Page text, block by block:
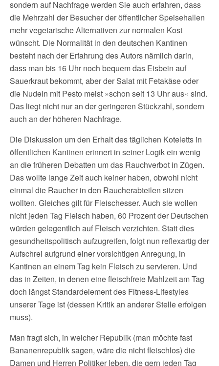
sondern auf Nachfrage werden Sie auch erfahren, dass
die Mehrzahl der Besucher der öffentlicher Speisehallen
mehr vegetarische Alternativen zur normalen Kost
wünscht. Die Normalität in den deutschen Kantinen
besteht nach der Erfahrung des Autors nämlich darin,
dass man bis 16 Uhr noch bequem das Eisbein auf
Sauerkraut bekommt, aber der Salat mit Fetakäse oder
die Nudeln mit Pesto meist »schon seit 13 Uhr aus« sind.
Das liegt nicht nur an der geringeren Stückzahl, sondern
auch an der höheren Nachfrage.
Die Diskussion um den Erhalt des täglichen Koteletts in
öffentlichen Kantinen erinnert in seiner Logik ein wenig
an die früheren Debatten um das Rauchverbot in Zügen.
Das wollte lange Zeit auch keiner haben, obwohl nicht
einmal die Raucher in den Raucherabteilen sitzen
wollten. Gleiches gilt für Fleischesser. Auch sie wollen
nicht jeden Tag Fleisch haben, 60 Prozent der Deutschen
würden gelegentlich auf Fleisch verzichten. Statt dies
gesundheitspolitisch aufzugreifen, folgt nun reflexartig der
Aufschrei aufgrund einer vorsichtigen Anregung, in
Kantinen an einem Tag kein Fleisch zu servieren. Und
das in Zeiten, in denen eine fleischfreie Mahlzeit am Tag
doch längst Standardelement des Fitness-Lifestyles
unserer Tage ist (dessen Kritik an anderer Stelle erfolgen
muss).
Man fragt sich, in welcher Republik (man möchte fast
Bananenrepublik sagen, wäre die nicht fleischlos) die
Damen und Herren Politiker leben, die gern jeden Tag